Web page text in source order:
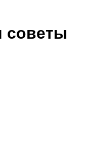
советы